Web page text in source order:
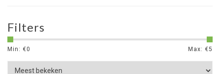
Filters
Min: €0 Max: €5